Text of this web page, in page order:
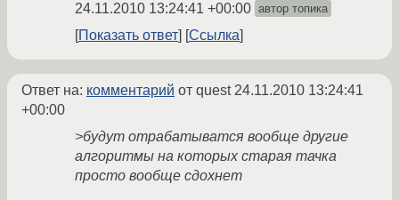
24.11.2010 13:24:41 +00:00 автор топика
Показать ответ Ссылка
Ответ на: комментарий от quest 24.11.2010 13:24:41
+00:00
>будут отрабатыватся вообще другие
алгоритмы на которых старая тачка
просто вообще сдохнет